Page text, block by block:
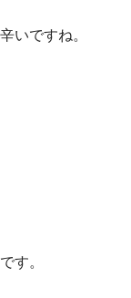
いですね。
す。